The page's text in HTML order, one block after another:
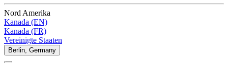
Nord Amerika
Kanada (EN)
Kanada (FR)
Vereinigte Staaten
Berlin, Germany